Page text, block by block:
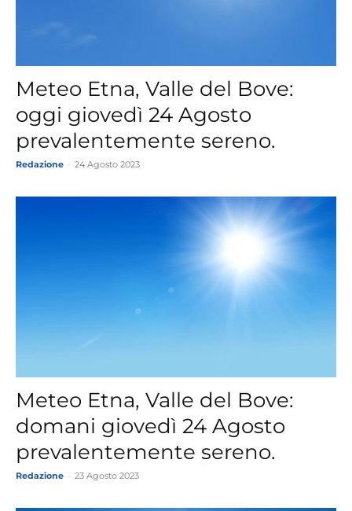
Meteo Etna, Valle del Bove:
oggi giovedì 24 Agosto
prevalentemente sereno.
Redazione 24 Agosto 2023
Meteo Etna, Valle del Bove:
domani giovedì 24 Agosto
prevalentemente sereno.
Redazione 23 Agosto 2023